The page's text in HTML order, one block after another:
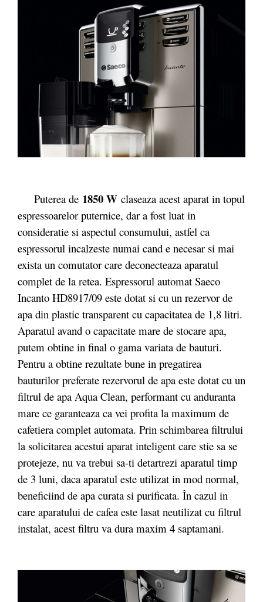
Puterea de 1850 W claseaza acest aparat in topul
espressoarelor puternice, dar a fost luat in
consideratie si aspectul consumului, astfel ca
espressorul incalzeste numai cand e necesar si mai
exista un comutator care deconecteaza aparatul
complet de la retea. Espressorul automat Saeco
Incanto HD8917/09 este dotat si cu un rezervor de
apa din plastic transparent cu capacitatea de 1,8 litri.
Aparatul avand o capacitate mare de stocare apa,
putem obtine in final o gama variata de bauturi.
Pentru a obtine rezultate bune in pregatirea
bauturilor preferate rezervorul de apa este dotat cu un
filtrul de apa Aqua Clean, performant cu anduranta
mare ce garanteaza ca vei profita la maximum de
cafetiera complet automata. Prin schimbarea filtrului
la solicitarea acestui aparat inteligent care stie sa se
protejeze, nu va trebui sa-ti detartrezi aparatul timp
de 3 luni, daca aparatul este utilizat in mod normal,
beneficiind de apa curata si purificata. În cazul in
care aparatului de cafea este lasat neutilizat cu filtrul
instalat, acest filtru va dura maxim 4 saptamani.